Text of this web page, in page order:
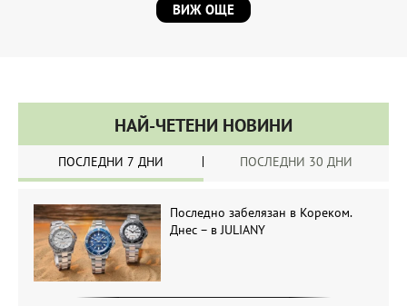
ВИЖ ОЩЕ
НАЙ-ЧЕТЕНИ НОВИНИ
ПОСЛЕДНИ 7 ДНИ ПОСЛЕДНИ 30 ДНИ
Последно забелязан в Кореком.
Днес – в JULIANY